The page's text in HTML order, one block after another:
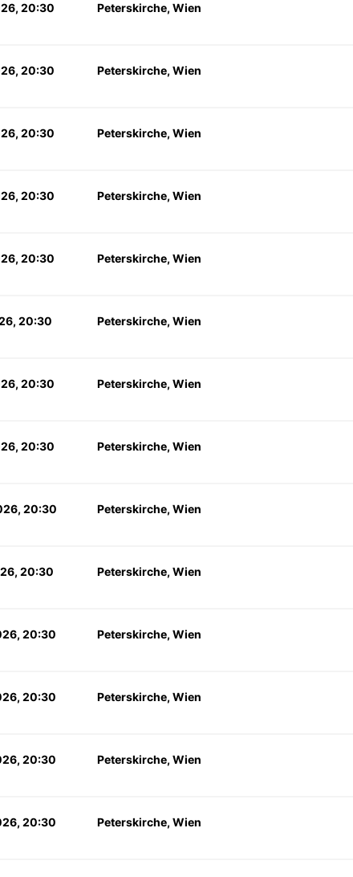
20:30 Peterskirche, Wien
20:30 Peterskirche, Wien
20:30 Peterskirche, Wien
20:30 Peterskirche, Wien
20:30 Peterskirche, Wien
20:30 Peterskirche, Wien
20:30 Peterskirche, Wien
20:30 Peterskirche, Wien
20:30 Peterskirche, Wien
20:30 Peterskirche, Wien
20:30 Peterskirche, Wien
20:30 Peterskirche, Wien
20:30 Peterskirche, Wien
20:30 Peterskirche, Wien